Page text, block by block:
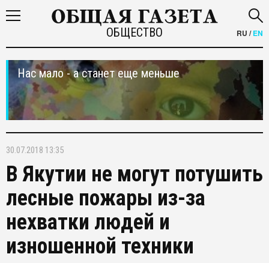
ОБЩЕСТВО RU /EN
Нас мало - а станет еще меньше
30.07.2018 13:35
В Якутии не могут потушить
лесные пожары из-за
нехватки людей и
изношенной техники